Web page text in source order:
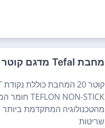
מחבת Tefal מדגם קוטר 20
מהטכנולוגיה המתקדמת ביותר
שריטות